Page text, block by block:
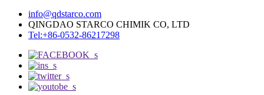
info@qdstarco.com
QINGDAO STARCO CHIMIK CO, LTD
Tel:+86-0532-86217298